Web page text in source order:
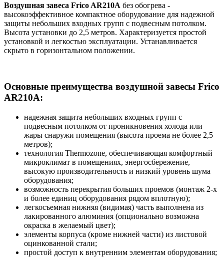
Воздушная завеса Frico AR210A без обогрева -
высокоэффективное компактное оборудование для надежной
защиты небольших входных групп с подвесным потолком.
Высота установки до 2,5 метров. Характеризуется простой
установкой и легкостью эксплуатации. Устанавливается
скрыто в горизонтальном положении.
Основные преимущества воздушной завесы Frico
AR210A:
надежная защита небольших входных групп с
подвесным потолком от проникновения холода или
жары снаружи помещения (высота проема не более 2,5
метров);
технология Thermozone, обеспечивающая комфортный
микроклимат в помещениях, энергосбережение,
высокую производительность и низкий уровень шума
оборудования;
возможность перекрытия больших проемов (монтаж 2-х
и более единиц оборудования рядом вплотную);
легкосъемная нижняя (видимая) часть выполнена из
лакированного алюминия (опционально возможна
окраска в желаемый цвет);
элементы корпуса (кроме нижней части) из листовой
оцинкованной стали;
простой доступ к внутренним элементам оборудования;